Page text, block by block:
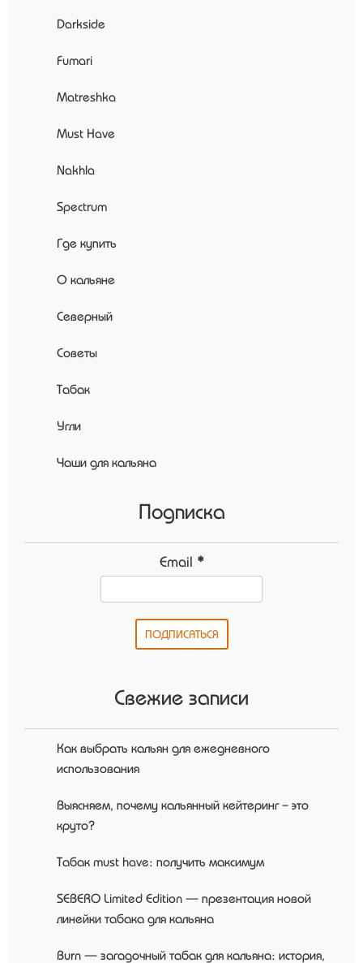
Darkside
Fumari
Matreshka
Must Have
Nakhla
Spectrum
Где купить
О кальяне
Северный
Советы
Табак
Угли
Чаши для кальяна
Подписка
Email *
Свежие записи
Как выбрать кальян для ежедневного
использования
Выясняем, почему кальянный кейтеринг – это
круто?
Табак must have: получить максимум
SEBERO Limited Edition — презентация новой
линейки табака для кальяна
Burn — загадочный табак для кальяна: история,